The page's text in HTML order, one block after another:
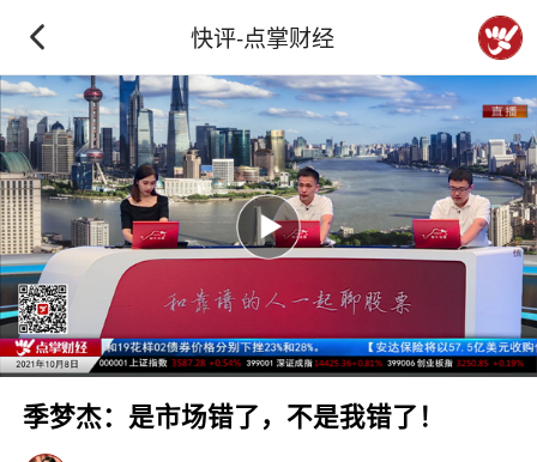
快评-点掌财经
季梦杰：是市场错了，不是我错了！